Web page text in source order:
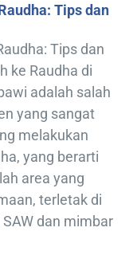
Tips dan
Tips dan
ke Raudha di
adalah salah
yang sangat
melakukan
yang berarti
area yang
terletak di
dan mimbar